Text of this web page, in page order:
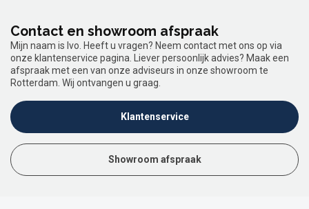
Contact en showroom afspraak
Mijn naam is Ivo. Heeft u vragen? Neem contact met ons op via
onze klantenservice pagina. Liever persoonlijk advies? Maak een
afspraak met een van onze adviseurs in onze showroom te
Rotterdam. Wij ontvangen u graag.
Klantenservice
Showroom afspraak